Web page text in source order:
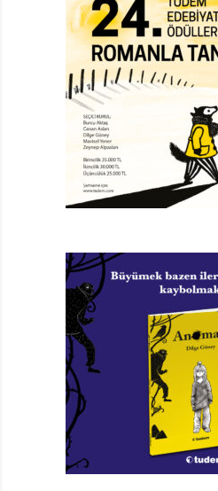
alamamıştı. Gene devreye
Türk olan Profesör Baha
ve kendisine sağlanan müthiş
babasının gönlündeki badem
korumayı mı seçecekti? Belki
verecekti…
İlk iki kitaptaki çok koyu,
eleştiriye Türkçe yazılan
yazarı kutlamak için yeterli
tüketim ilişkilerini bütünsel bir
çarpıcı şekilde anlatıya
ucunu cins kalemtıraşla iyice
uzaklardaki ülkede, periferide
dönüşünü. Sonra merkezin
Yoksulluğun ve evsizliğin
borçlanmak ve tüketmek
merkezini odağa alıp kirli
işlerinin nasıl tezgahlandığını